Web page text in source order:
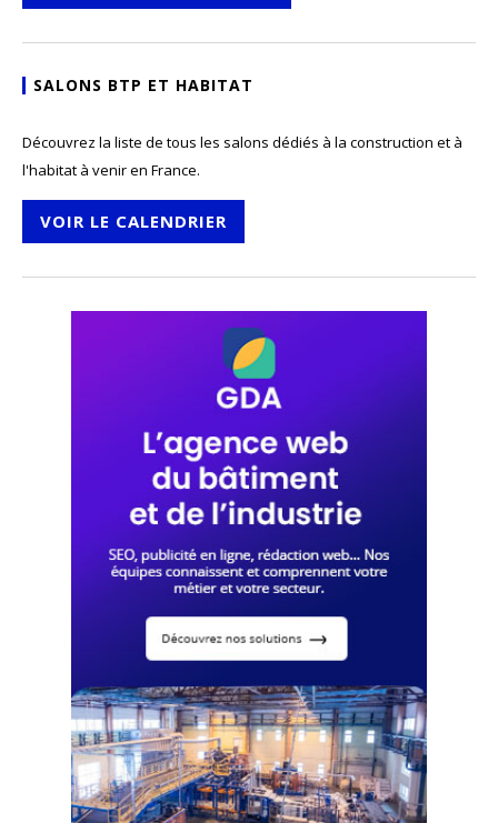
SALONS BTP ET HABITAT
Découvrez la liste de tous les salons dédiés à la construction et à
l'habitat à venir en France.
VOIR LE CALENDRIER